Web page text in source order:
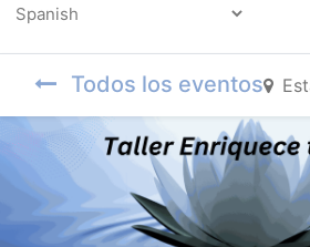
Todos los eventos